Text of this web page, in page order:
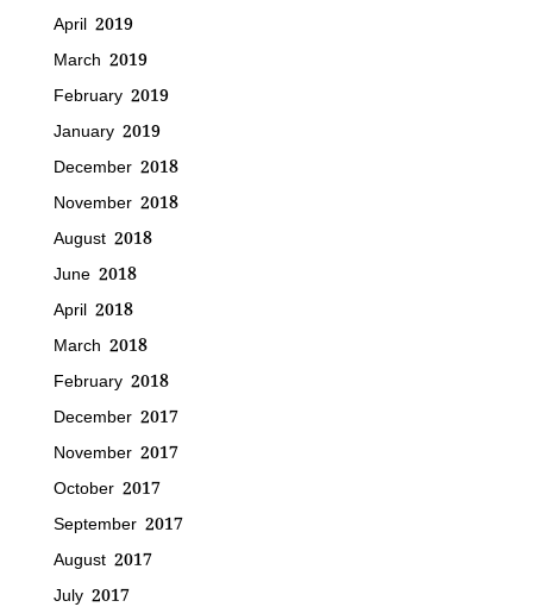
April 2019
March 2019
February 2019
January 2019
December 2018
November 2018
August 2018
June 2018
April 2018
March 2018
February 2018
December 2017
November 2017
October 2017
September 2017
August 2017
July 2017